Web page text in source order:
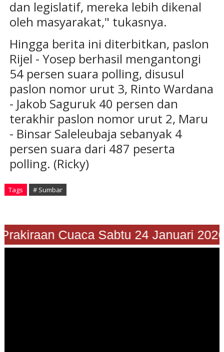
dan legislatif, mereka lebih dikenal
oleh masyarakat," tukasnya.
Hingga berita ini diterbitkan, paslon
Rijel - Yosep berhasil mengantongi
54 persen suara polling, disusul
paslon nomor urut 3, Rinto Wardana
- Jakob Saguruk 40 persen dan
terakhir paslon nomor urut 2, Maru
- Binsar Saleleubaja sebanyak 4
persen suara dari 487 peserta
polling. (Ricky)
Tags # Sumbar
"Prakiraan Cuaca Sabtu 24 Januari